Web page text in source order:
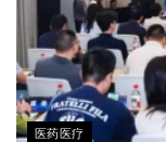
医药医疗